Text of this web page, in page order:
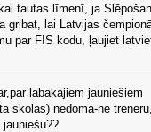
tautas līmenī, ja
gribat, lai Latvijas
par FIS kodu, ļaujiet
labākajiem jauniešiem
skolas) nedomā-ne